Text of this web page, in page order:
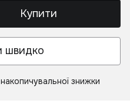
Купити
швидко
знижки